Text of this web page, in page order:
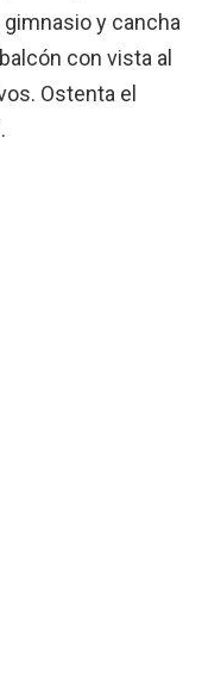
gimnasio y cancha
con vista al
Ostenta el